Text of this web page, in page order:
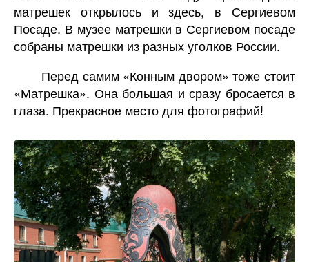
матрешек открылось и здесь, в Сергиевом
Посаде. В музее матрешки в Сергиевом посаде
собраны матрешки из разных уголков России.
Перед самим «Конным двором» тоже стоит
«Матрешка». Она большая и сразу бросается в
глаза. Прекрасное место для фотографий!